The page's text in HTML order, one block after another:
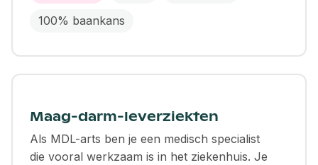
100% baankans
Maag-darm-leverziekten
Als MDL-arts ben je een medisch specialist
die vooral werkzaam is in het ziekenhuis. Je